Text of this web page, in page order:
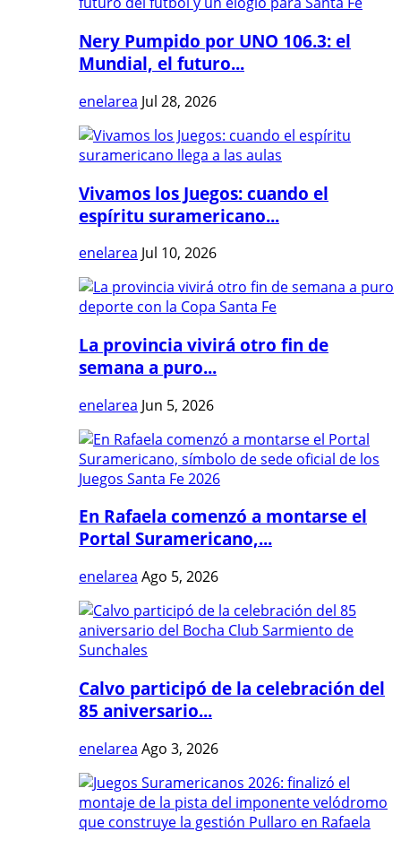
Nery Pumpido por UNO 106.3: el
Mundial, el futuro...
enelarea Jul 28, 2026
Vivamos los Juegos: cuando el
espíritu suramericano...
enelarea Jul 10, 2026
La provincia vivirá otro fin de
semana a puro...
enelarea Jun 5, 2026
En Rafaela comenzó a montarse el
Portal Suramericano,...
enelarea Ago 5, 2026
Calvo participó de la celebración del
85 aniversario...
enelarea Ago 3, 2026